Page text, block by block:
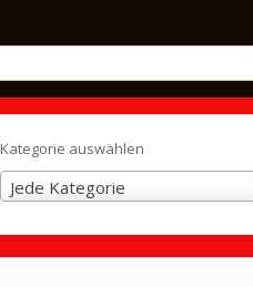
Kategorie auswählen
Jede Kategorie